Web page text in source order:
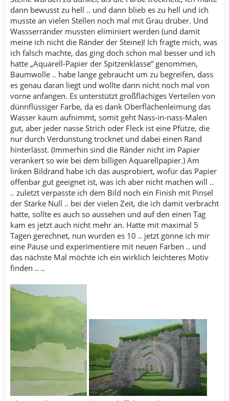
dann bewusst zu hell .. und dann blieb es zu hell und ich
musste an vielen Stellen noch mal mit Grau drüber. Und
Wassserränder mussten eliminiert werden (und damit
meine ich nicht die Ränder der Steine)! Ich fragte mich, was
ich falsch machte, das ging doch schon mal besser und ich
hatte „Aquarell-Papier der Spitzenklasse“ genommen,
Baumwolle .. habe lange gebraucht um zu begreifen, dass
es genau daran liegt und wollte dann nicht noch mal von
vorne anfangen. Es unterstützt großflächiges Verteilen von
dünnflüssiger Farbe, da es dank Oberflächenleimung das
Wasser kaum aufnimmt, somit geht Nass-in-nass-Malen
gut, aber jeder nasse Strich oder Fleck ist eine Pfütze, die
nur durch Verdunstung trocknet und dabei einen Rand
hinterlässt. (Immerhin sind die Ränder nicht im Papier
verankert so wie bei dem billigen Aquarellpapier.) Am
linken Bildrand habe ich das ausprobiert, wofür das Papier
offenbar gut geeignet ist, was ich aber nicht machen will ..
.. zuletzt verpasste ich dem Bild noch ein Finish mit Pinsel
der Stärke Null .. bei der vielen Zeit, die ich damit verbracht
hatte, sollte es auch so aussehen und auf den einen Tag
kam es jetzt auch nicht mehr an. Hatte mit maximal 5
Tagen gerechnet, nun wurden es 10 .. jetzt gönne ich mir
eine Pause und experimentiere mit neuen Farben .. und
das nächste Mal möchte ich ein wirklich leichteres Motiv
finden .. ..